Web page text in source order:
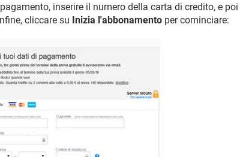
inserire il numero della carta di credito, e poi
cliccare su Inizia l'abbonamento per cominciare: